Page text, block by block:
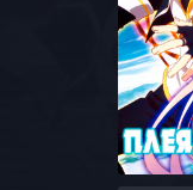
Регистрация